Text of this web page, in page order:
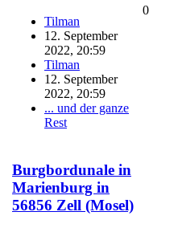
Tilman
12. September
2022, 20:59
Tilman
12. September
2022, 20:59
... und der ganze
Rest
0
Burgbordunale in
Marienburg in
56856 Zell (Mosel)